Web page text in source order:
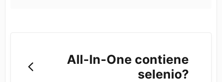
All-In-One contiene
selenio?